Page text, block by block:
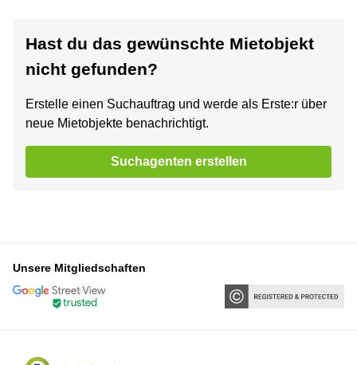
Hast du das gewünschte Mietobjekt
nicht gefunden?
Erstelle einen Suchauftrag und werde als Erste:r über
neue Mietobjekte benachrichtigt.
Suchagenten erstellen
Unsere Mitgliedschaften